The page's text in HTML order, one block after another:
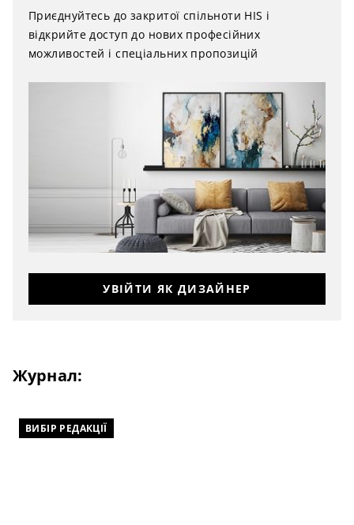
Приєднуйтесь до закритої спільноти HIS і
відкрийте доступ до нових професійних
можливостей і спеціальних пропозицій
УВІЙТИ ЯК ДИЗАЙНЕР
Журнал:
ВИБІР РЕДАКЦІЇ